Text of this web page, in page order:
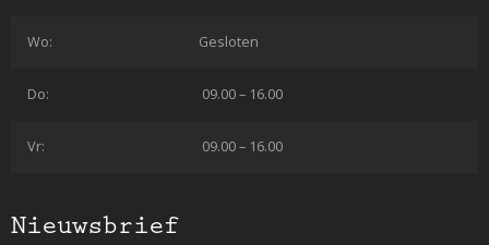
Wo: Gesloten
Do: 09.00 – 16.00
Vr: 09.00 – 16.00
Nieuwsbrief